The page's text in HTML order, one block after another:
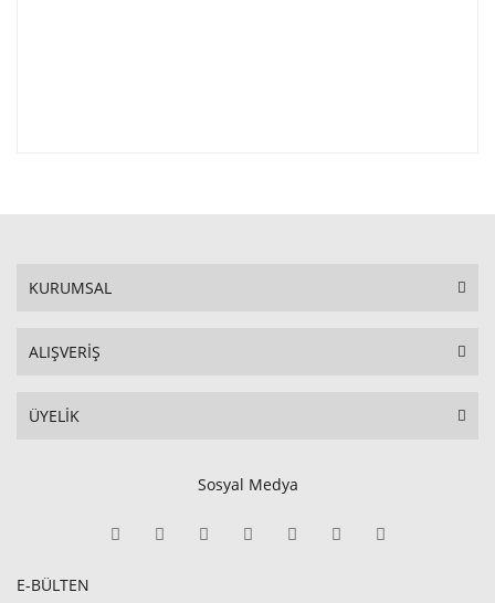
KURUMSAL
ALIŞVERİŞ
ÜYELİK
Sosyal Medya
E-BÜLTEN